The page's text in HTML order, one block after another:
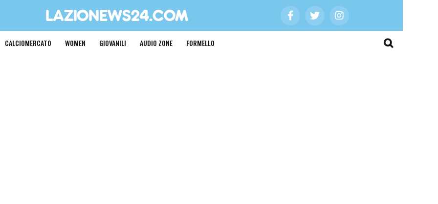
CALCIOMERCATO WOMEN GIOVANILI AUDIO ZONE FORMELLO